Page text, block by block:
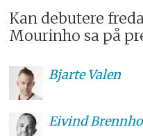
Kan debutere
Mourinho sa på
Bjarte Valen
Eivind